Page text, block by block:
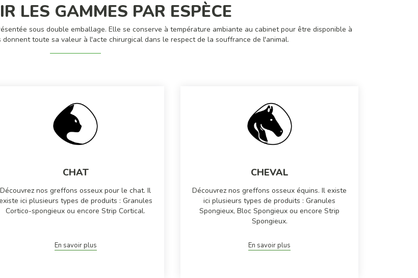
LES GAMMES PAR ESPÈCE
sous double emballage. Elle se conserve à température ambiante au cabinet pour être disponible à
toute sa valeur à l'acte chirurgical dans le respect de la souffrance de l'animal.
CHAT
Découvrez nos greffons osseux pour le chat. Il
ici plusieurs types de produits : Granules
Cortico-spongieux ou encore Strip Cortical.
En savoir plus
CHEVAL
Découvrez nos greffons osseux équins. Il existe
ici plusieurs types de produits : Granules
Spongieux, Bloc Spongieux ou encore Strip
Spongieux.
En savoir plus